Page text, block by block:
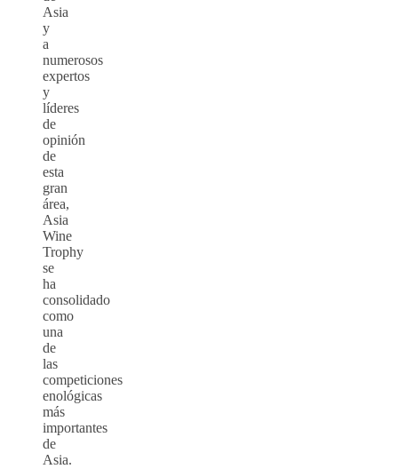
Asia
y
a
numerosos
expertos
y
líderes
de
opinión
de
esta
gran
área,
Asia
Wine
Trophy
se
ha
consolidado
como
una
de
las
competiciones
enológicas
más
importantes
de
Asia.